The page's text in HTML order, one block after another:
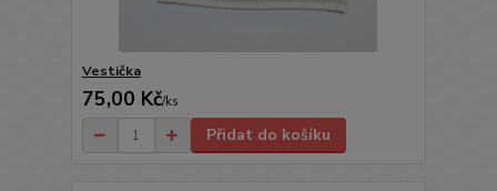
Vestička
75,00 Kč/ks
Přidat do košíku